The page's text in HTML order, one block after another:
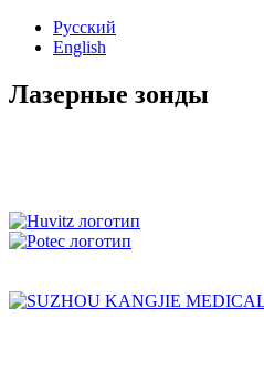
Русский
English
Лазерные зонды